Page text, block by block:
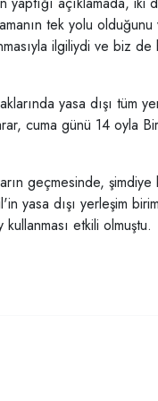
tek yolu
ilgiliydi ve biz
yasa dışı tüm
cuma günü 14 oyla
geçmesinde,
yasa dışı yerleşim
etkili olmuştu.